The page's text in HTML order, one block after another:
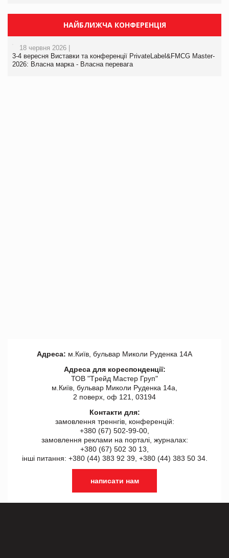
НАЙБЛИЖЧА КОНФЕРЕНЦІЯ
18 червня 2026 |
3-4 вересня Виставки та конференції PrivateLabel&FMCG Master-
2026: Власна марка - Власна перевага
Адреса: м.Київ, бульвар Миколи Руденка 14А
Адреса для кореспонденції:
ТОВ "Tрейд Мастер Груп"
м.Київ, бульвар Миколи Руденка 14а,
2 поверх, оф 121, 03194
Контакти для:
замовлення треннгів, конференцій:
+380 (67) 502-99-00,
замовлення реклами на порталі, журналах:
+380 (67) 502 30 13,
інші питання: +380 (44) 383 92 39, +380 (44) 383 50 34.
написати нам